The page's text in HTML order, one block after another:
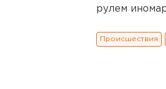
рулем
Происшествия